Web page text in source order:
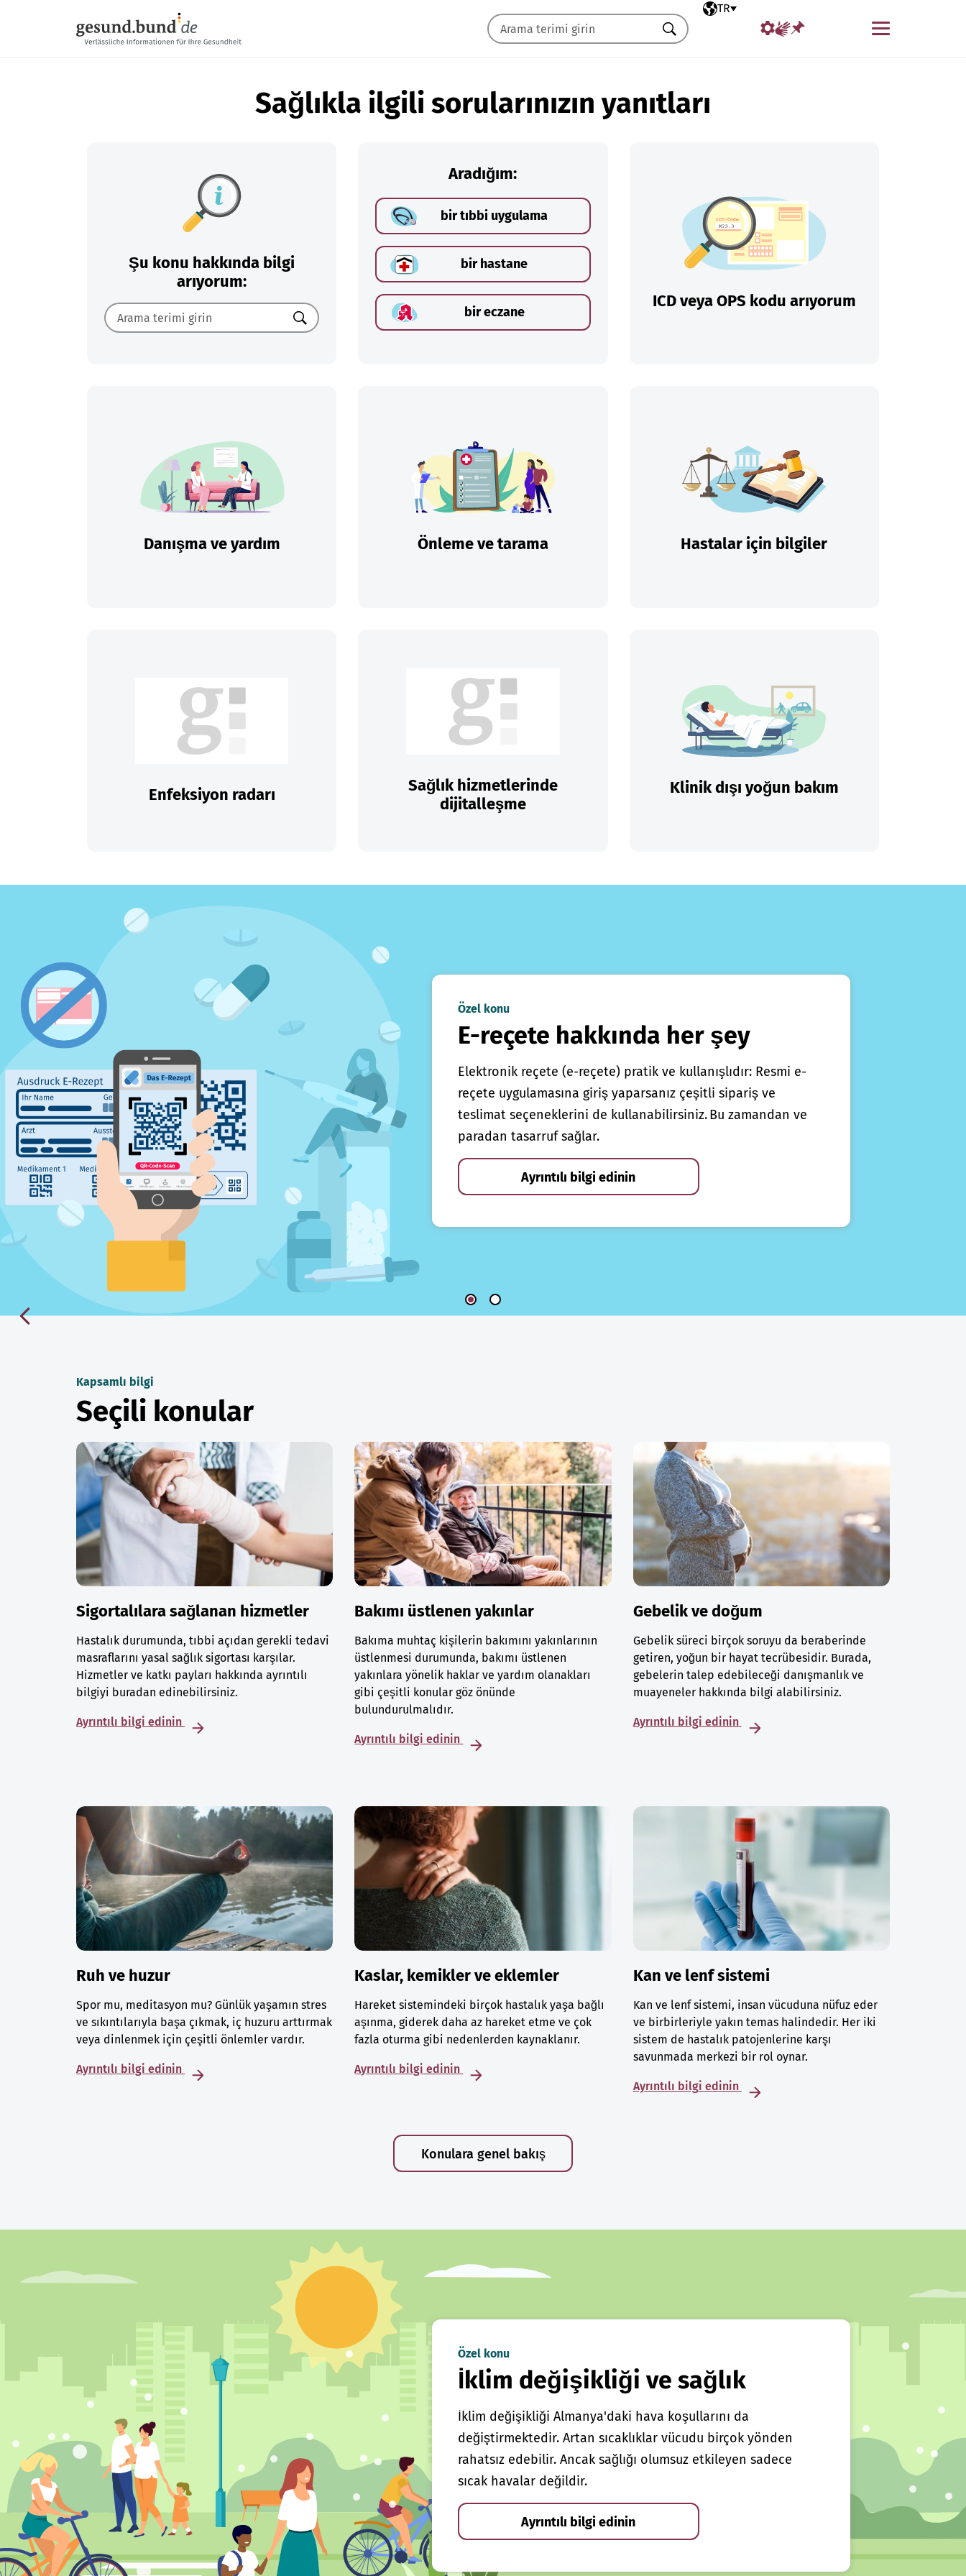
Seçili dil
TR
Menü
Ara
Sağlıkla ilgili sorularınızın yanıtları
Şu konu hakkında bilgi
arıyorum:
Ara
Aradığım:
bir tıbbi uygulama
bir hastane
bir eczane
ICD veya OPS kodu arıyorum
Danışma ve yardım Önleme ve tarama Hastalar için bilgiler
Enfeksiyon radarı
Sağlık hizmetlerinde
dijitalleşme
Klinik dışı yoğun bakım
Özel konu
E-reçete hakkında her şey
Elektronik reçete (e-reçete) pratik ve kullanışlıdır: Resmi e-
reçete uygulamasına giriş yaparsanız çeşitli sipariş ve
teslimat seçeneklerini de kullanabilirsiniz. Bu zamandan ve
paradan tasarruf sağlar.
Ayrıntılı bilgi edinin
Kapsamlı bilgi
Seçili konular
Sigortalılara sağlanan hizmetler
Hastalık durumunda, tıbbi açıdan gerekli tedavi
masraflarını yasal sağlık sigortası karşılar.
Hizmetler ve katkı payları hakkında ayrıntılı
bilgiyi buradan edinebilirsiniz.
Ayrıntılı bilgi edinin
Bakımı üstlenen yakınlar
Bakıma muhtaç kişilerin bakımını yakınlarının
üstlenmesi durumunda, bakımı üstlenen
yakınlara yönelik haklar ve yardım olanakları
gibi çeşitli konular göz önünde
bulundurulmalıdır.
Ayrıntılı bilgi edinin
Gebelik ve doğum
Gebelik süreci birçok soruyu da beraberinde
getiren, yoğun bir hayat tecrübesidir. Burada,
gebelerin talep edebileceği danışmanlık ve
muayeneler hakkında bilgi alabilirsiniz.
Ayrıntılı bilgi edinin
Ruh ve huzur
Spor mu, meditasyon mu? Günlük yaşamın stres
ve sıkıntılarıyla başa çıkmak, iç huzuru arttırmak
veya dinlenmek için çeşitli önlemler vardır.
Ayrıntılı bilgi edinin
Kaslar, kemikler ve eklemler
Hareket sistemindeki birçok hastalık yaşa bağlı
aşınma, giderek daha az hareket etme ve çok
fazla oturma gibi nedenlerden kaynaklanır.
Ayrıntılı bilgi edinin
Kan ve lenf sistemi
Kan ve lenf sistemi, insan vücuduna nüfuz eder
ve birbirleriyle yakın temas halindedir. Her iki
sistem de hastalık patojenlerine karşı
savunmada merkezi bir rol oynar.
Ayrıntılı bilgi edinin
Konulara genel bakış
Özel konu
İklim değişikliği ve sağlık
İklim değişikliği Almanya'daki hava koşullarını da
değiştirmektedir. Artan sıcaklıklar vücudu birçok yönden
rahatsız edebilir. Ancak sağlığı olumsuz etkileyen sadece
sıcak havalar değildir.
Ayrıntılı bilgi edinin